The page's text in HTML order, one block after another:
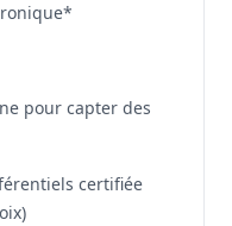
pour capter des
certifiée